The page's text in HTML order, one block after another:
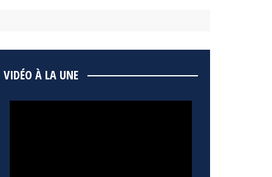
VIDÉO À LA UNE